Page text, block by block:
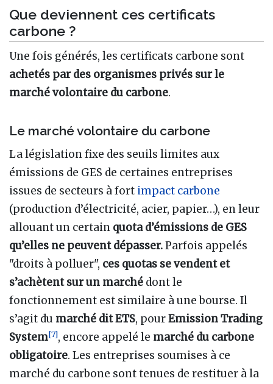
Que deviennent ces certificats
carbone ?
Une fois générés, les certificats carbone sont
achetés par des organismes privés sur le
marché volontaire du carbone.
Le marché volontaire du carbone
La législation fixe des seuils limites aux
émissions de GES de certaines entreprises
issues de secteurs à fort impact carbone
(production d’électricité, acier, papier…), en leur
allouant un certain quota d’émissions de GES
qu’elles ne peuvent dépasser.Parfois appelés
"droits à polluer", ces quotas se vendent et
s’achètent sur un marché dont le
fonctionnement est similaire à une bourse. Il
s’agit du marché dit ETS, pourEmission Trading
System[7], encore appelé le marché du carbone
obligatoire. Les entreprises soumises à ce
marché du carbone sont tenues de restituer à la